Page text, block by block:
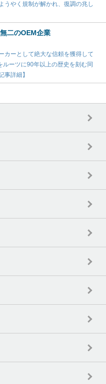
うやく規制が解かれ、復調の兆し
二のOEM企業
カーとして絶大な信頼を獲得して
ルーツに90年以上の歴史を刻む同
事詳細】